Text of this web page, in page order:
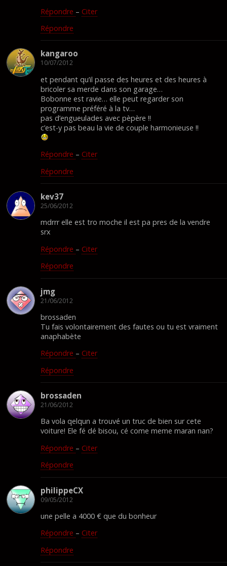
Répondre – Citer
Répondre
kangaroo
10/07/2012
et pendant qu’il passe des heures et des heures à
bricoler sa merde dans son garage…
Bobonne est ravie… elle peut regarder son
programme préféré à la tv…
pas d’engueulades avec pèpère !!
c’est-y pas beau la vie de couple harmonieuse !!
Répondre – Citer
Répondre
kev37
25/06/2012
mdrrr elle est tro moche il est pa pres de la vendre
srx
Répondre – Citer
Répondre
jmg
21/06/2012
brossaden
Tu fais volontairement des fautes ou tu est vraiment
anaphabète
Répondre – Citer
Répondre
brossaden
21/06/2012
Ba vola qelqun a trouvé un truc de bien sur cete
voiture! Ele fé dé bisou, cé come meme maran nan?
Répondre – Citer
Répondre
philippeCX
09/05/2012
une pelle a 4000 € que du bonheur
Répondre – Citer
Répondre